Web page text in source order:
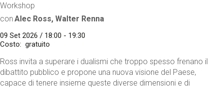
Workshop
con Alec Ross, Walter Renna
09 Set 2026 / 18:00 - 19:30
Costo
gratuito
Ross invita a superare i dualismi che troppo spesso frenano il
dibattito pubblico e propone una nuova visione del Paese,
capace di tenere insieme queste diverse dimensioni e di